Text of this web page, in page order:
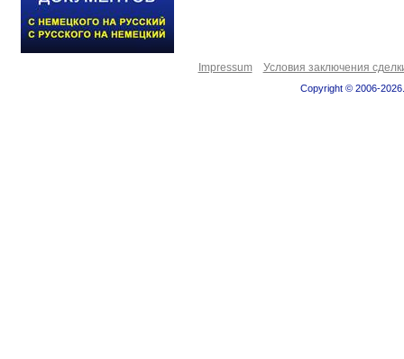
Impressum Условия заключения
Copyright © 2006-